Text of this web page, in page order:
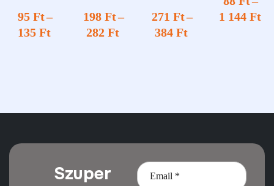
95 Ft–
135 Ft
lt terület
198 Ft–
282 Ft
271 Ft–
384 Ft
1 144 Ft
Szuper